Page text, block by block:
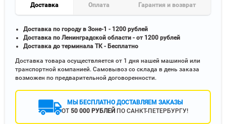
Доставка Оплата Гарантия и возврат
Доставка по городу в Зоне-1 - 1200 рублей
Доставка по Ленинградской области - от 1200 рублей
Доставка до терминала ТК - Бесплатно
Доставка товара осуществляется от 1 дня нашей машиной или
транспортной компанией. Самовывоз со склада в день заказа
возможен по предварительной договоренности.
МЫ БЕСПЛАТНО ДОСТАВЛЯЕМ ЗАКАЗЫ
ОТ 50 000 РУБЛЕЙ ПО САНКТ-ПЕТЕРБУРГУ!